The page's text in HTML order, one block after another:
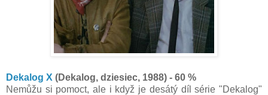
Dekalog X (Dekalog, dziesiec, 1988) - 60 %
Nemůžu si pomoct, ale i když je desátý díl série "Dekalog"